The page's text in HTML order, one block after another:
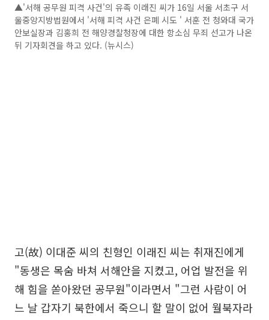
▲'서해 공무원 피격 사건'의 유족 이래진 씨가 16일 서울 서초구 서
울중앙지방법원에서 '서해 피격 사건 은폐 시도 ' 서훈 전 청와대 국가
안보실장과 김홍희 전 해양경찰청장에 대한 항소심 무죄 선고가 나온
뒤 기자회견을 하고 있다. (뉴시스)
고(故) 이대준 씨의 친형인 이래진 씨는 취재진에게
"동생은 목숨 바쳐 서해안을 지켰고, 어업 발전을 위
해 힘을 쏟아왔던 공무원"이라면서 "그런 사람이 어
느 날 갑자기 북한에서 죽으니 할 말이 없어 월북자라